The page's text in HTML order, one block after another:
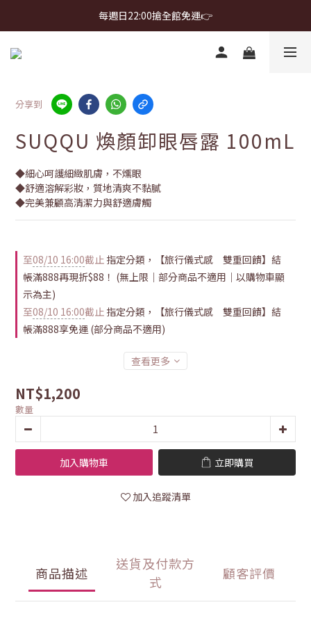
首購免運 $499 起 ＋ 加 LINE 領 $300 折價券 ➤
每週日22:00搶全館免運👉
首購免運 $499 起 ＋ 加 LINE 領 $300 折價券 ➤
分享到
SUQQU 煥顏卸眼唇露 100mL
◆細心呵護細緻肌膚，不燻眼
◆舒適溶解彩妝，質地清爽不黏膩
◆完美兼顧高清潔力與舒適膚觸
至08/10 16:00截止 指定分類，【旅行儀式感 雙重回饋】結
帳滿888再現折$88！ (無上限｜部分商品不適用｜以購物車顯
示為主)
至08/10 16:00截止 指定分類，【旅行儀式感 雙重回饋】結
帳滿888享免運 (部分商品不適用)
查看更多
NT$1,200
數量
加入購物車 立即購買
加入追蹤清單
商品描述
送貨及付款方
式
顧客評價